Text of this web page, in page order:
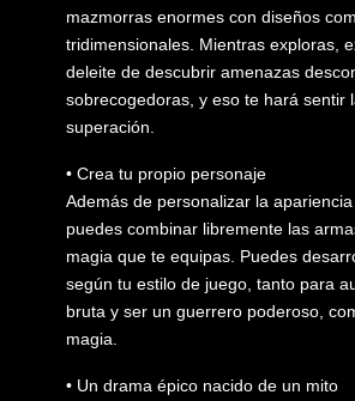
mazmorras enormes con diseños
tridimensionales. Mientras exploras,
deleite de descubrir amenazas
sobrecogedoras, y eso te hará sentir
superación.
• Crea tu propio personaje
Además de personalizar la
puedes combinar libremente las
magia que te equipas. Puedes
según tu estilo de juego, tanto para
bruta y ser un guerrero poderoso,
magia.
• Un drama épico nacido de un mito